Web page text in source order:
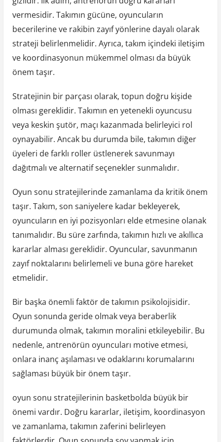
vermesidir. Takımın gücüne, oyuncuların
becerilerine ve rakibin zayıf yönlerine dayalı olarak
strateji belirlenmelidir. Ayrıca, takım içindeki iletişim
ve koordinasyonun mükemmel olması da büyük
önem taşır.
Stratejinin bir parçası olarak, topun doğru kişide
olması gereklidir. Takımın en yetenekli oyuncusu
veya keskin şutör, maçı kazanmada belirleyici rol
oynayabilir. Ancak bu durumda bile, takımın diğer
üyeleri de farklı roller üstlenerek savunmayı
dağıtmalı ve alternatif seçenekler sunmalıdır.
Oyun sonu stratejilerinde zamanlama da kritik önem
taşır. Takım, son saniyelere kadar bekleyerek,
oyuncuların en iyi pozisyonları elde etmesine olanak
tanımalıdır. Bu süre zarfında, takımın hızlı ve akıllıca
kararlar alması gereklidir. Oyuncular, savunmanın
zayıf noktalarını belirlemeli ve buna göre hareket
etmelidir.
Bir başka önemli faktör de takımın psikolojisidir.
Oyun sonunda geride olmak veya beraberlik
durumunda olmak, takımın moralini etkileyebilir. Bu
nedenle, antrenörün oyuncuları motive etmesi,
onlara inanç aşılaması ve odaklarını korumalarını
sağlaması büyük bir önem taşır.
oyun sonu stratejilerinin basketbolda büyük bir
önemi vardır. Doğru kararlar, iletişim, koordinasyon
ve zamanlama, takımın zaferini belirleyen